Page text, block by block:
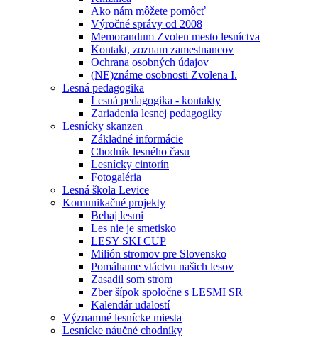
Ako nám môžete pomôcť
Výročné správy od 2008
Memorandum Zvolen mesto lesníctva
Kontakt, zoznam zamestnancov
Ochrana osobných údajov
(NE)známe osobnosti Zvolena I.
Lesná pedagogika
Lesná pedagogika - kontakty
Zariadenia lesnej pedagogiky
Lesnícky skanzen
Základné informácie
Chodník lesného času
Lesnícky cintorín
Fotogaléria
Lesná škola Levice
Komunikačné projekty
Behaj lesmi
Les nie je smetisko
LESY SKI CUP
Milión stromov pre Slovensko
Pomáhame vtáctvu našich lesov
Zasadil som strom
Zber šípok spoločne s LESMI SR
Kalendár udalostí
Významné lesnícke miesta
Lesnícke náučné chodníky